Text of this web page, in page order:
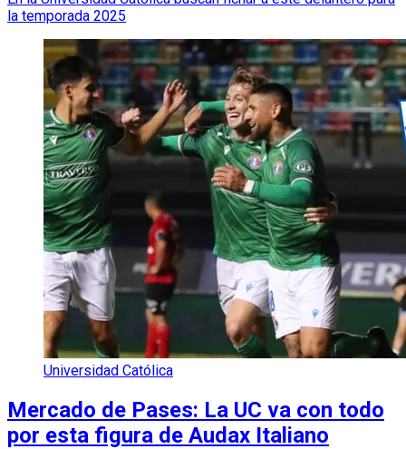
la temporada 2025
Universidad Católica
Mercado de Pases: La UC va con todo
por esta figura de Audax Italiano